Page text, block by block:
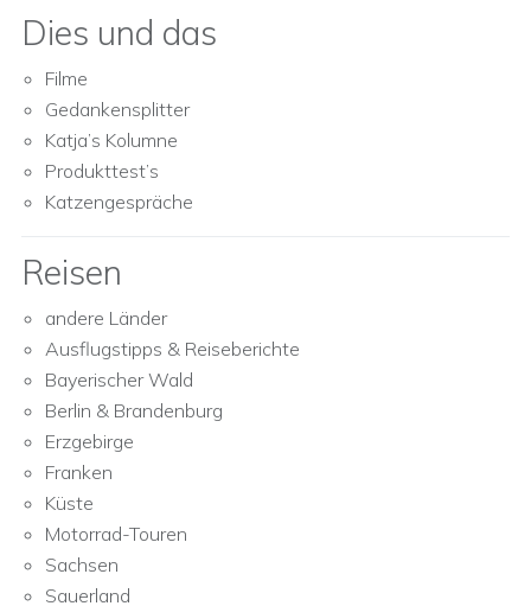
Dies und das
Filme
Gedankensplitter
Katja’s Kolumne
Produkttest’s
Katzengespräche
Reisen
andere Länder
Ausflugstipps & Reiseberichte
Bayerischer Wald
Berlin & Brandenburg
Erzgebirge
Franken
Küste
Motorrad-Touren
Sachsen
Sauerland